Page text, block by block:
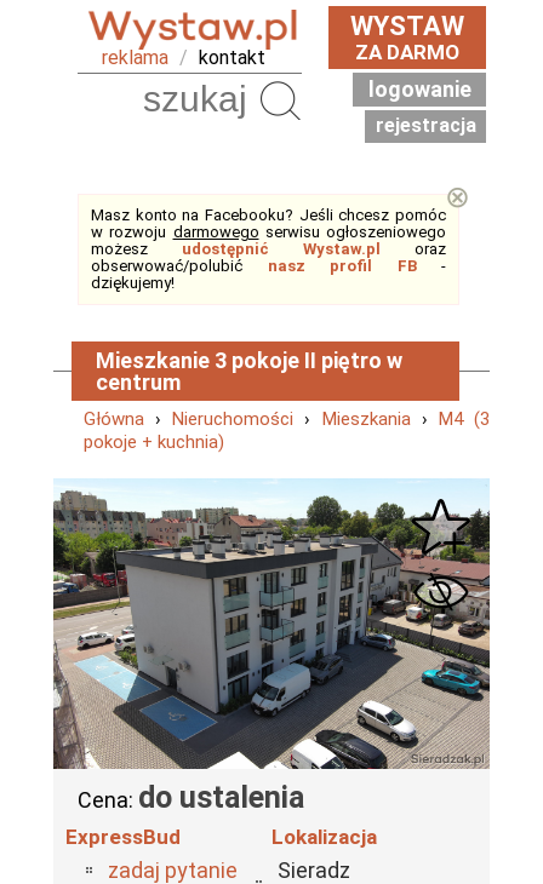
reklama / kontakt
WYSTAW
ZA DARMO
logowanie
rejestracja
Masz konto na Facebooku? Jeśli chcesz pomóc
w rozwoju darmowego serwisu ogłoszeniowego
możesz udostępnić Wystaw.pl
oraz
obserwować/polubić nasz profil FB-
dziękujemy!
⊗
Mieszkanie 3 pokoje II piętro w
centrum
Główna ›Nieruchomości › Mieszkania› M4 (3
pokoje + kuchnia)
Cena: do ustalenia
ExpressBud
zadaj pytanie
Lokalizacja
Sieradz